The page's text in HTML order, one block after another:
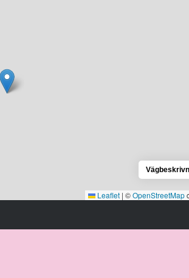
Leaflet | ©OpenStreetMap